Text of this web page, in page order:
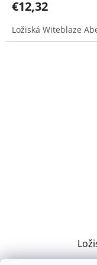
€12,32
Ložiská Witeblaze